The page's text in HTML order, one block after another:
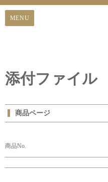
添付ファイル
商品ページ
商品No.